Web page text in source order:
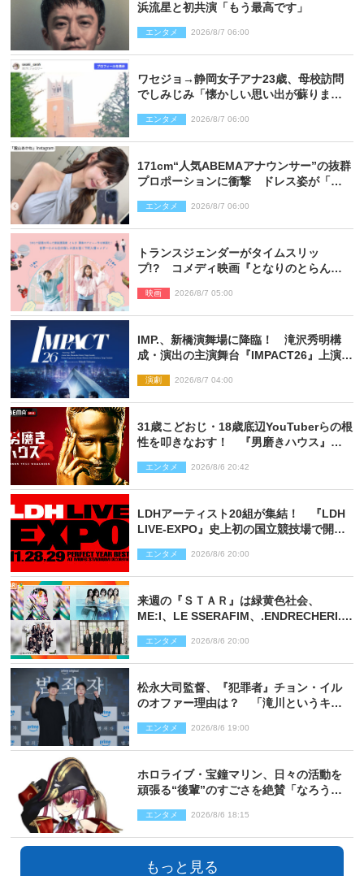
浜流星と初共演「もう最高です」
エンタメ 2026/8/7 06:00
ワセジョ→静岡女子アナ23歳、母校訪問
でしみじみ「懐かしい思い出が蘇りまし
エンタメ 2026/8/7 06:00
171cm“人気ABEMAアナウンサー”の抜群
プロポーションに衝撃 ドレス姿が「美
エンタメ 2026/8/7 06:00
トランスジェンダーがタイムスリッ
プ!? コメディ映画『となりのとらんす
映画 2026/8/7 05:00
IMP.、新橋演舞場に降臨！ 滝沢秀明構
成・演出の主演舞台『IMPACT26』上演決
演劇 2026/8/7 04:00
31歳こどおじ・18歳底辺YouTuberらの根
性を叩きなおす！ 『男磨きハウス』第2
エンタメ 2026/8/6 20:42
LDHアーティスト20組が集結！ 『LDH
LIVE‐EXPO』史上初の国立競技場で開催
エンタメ 2026/8/6 20:00
来週の『ＳＴＡＲ』は緑黄色社会、
ME:I、LE SSERAFIM、.ENDRECHERI.が
エンタメ 2026/8/6 20:00
松永大司監督、『犯罪者』チョン・イル
のオファー理由は？ 「滝川というキャ
かった」
エンタメ 2026/8/6 19:00
ホロライブ・宝鐘マリン、日々の活動を
頑張る“後輩”のすごさを絶賛「なろう系
エンタメ 2026/8/6 18:15
もっと見る